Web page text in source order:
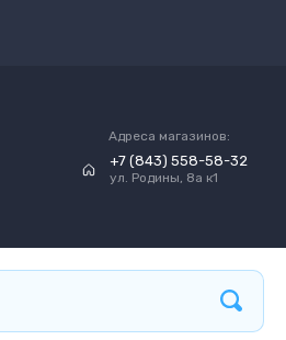
Адреса магазинов:
+7 (843) 558-58-32
ул. Родины, 8а к1